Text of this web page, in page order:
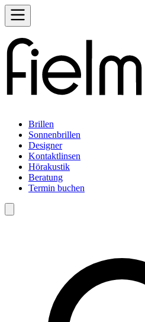
Brillen
Sonnenbrillen
Designer
Kontaktlinsen
Hörakustik
Beratung
Termin buchen